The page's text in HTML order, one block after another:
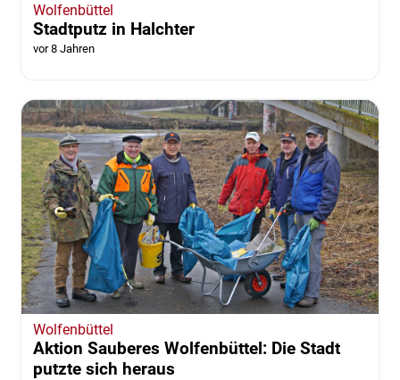
Wolfenbüttel
Stadtputz in Halchter
vor 8 Jahren
Wolfenbüttel
Aktion Sauberes Wolfenbüttel: Die Stadt
putzte sich heraus